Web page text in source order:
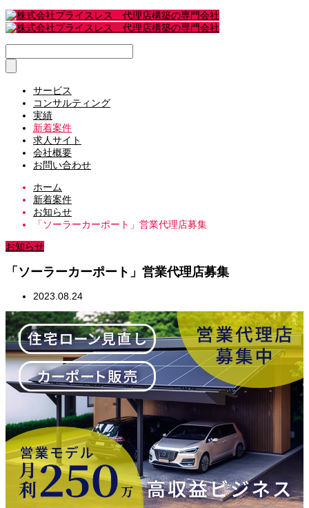
サービス
コンサルティング
実績
新着案件
求人サイト
会社概要
お問い合わせ
ホーム
新着案件
お知らせ
「ソーラーカーポート」営業代理店募集
お知らせ
「ソーラーカーポート」営業代理店募集
2023.08.24